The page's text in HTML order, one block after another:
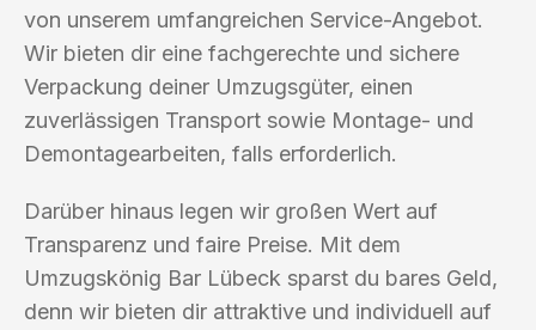
von unserem umfangreichen Service-Angebot.
Wir bieten dir eine fachgerechte und sichere
Verpackung deiner Umzugsgüter, einen
zuverlässigen Transport sowie Montage- und
Demontagearbeiten, falls erforderlich.
Darüber hinaus legen wir großen Wert auf
Transparenz und faire Preise. Mit dem
Umzugskönig Bar Lübeck sparst du bares Geld,
denn wir bieten dir attraktive und individuell auf